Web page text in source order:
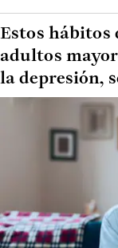
Estos hábitos
adultos
la depresión,